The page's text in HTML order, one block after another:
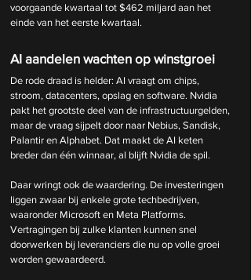
voorgaande kwartaal tot $462 miljard aan het
einde van het eerste kwartaal.
AI aandelen wachten op winstgroei
De rode draad is helder: AI vraagt om chips,
stroom, datacenters, opslag en software. Nvidia
pakt het grootste deel van de infrastructuurgelden,
maar de vraag sijpelt door naar Nebius, Sandisk,
Palantir en Alphabet. Dat maakt de AI keten
breder dan één winnaar, al blijft Nvidia de spil.
Daar wringt ook de waardering. De investeringen
liggen zwaar bij enkele grote techbedrijven,
waaronder Microsoft en Meta Platforms.
Vertragingen bij zulke klanten kunnen snel
doorwerken bij leveranciers die nu op volle groei
worden gewaardeerd.